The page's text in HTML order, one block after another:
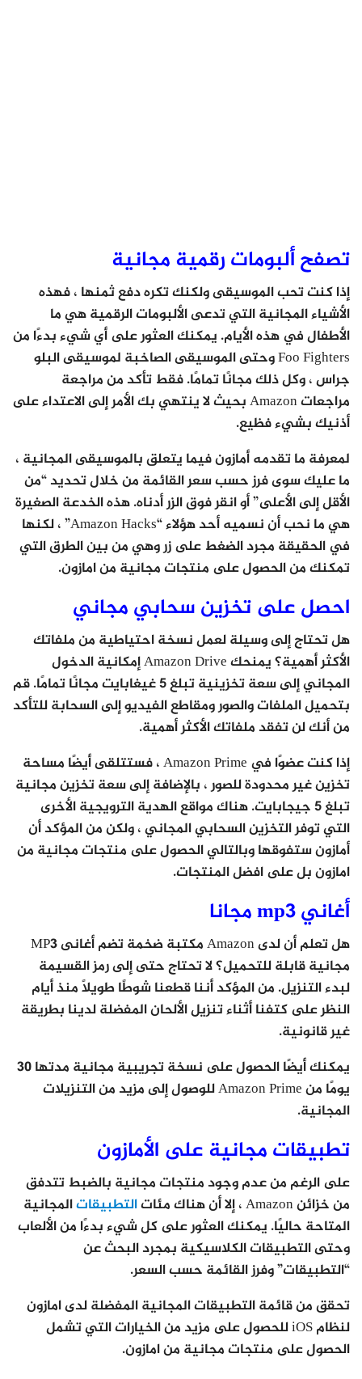
تصفح ألبومات رقمية مجانية
إذا كنت تحب الموسيقى ولكنك تكره دفع ثمنها ، فهذه
الأشياء المجانية التي تدعى الألبومات الرقمية هي ما
الأطفال في هذه الأيام. يمكنك العثور على أي شيء بدءًا من
Foo Fighters وحتى الموسيقى الصاخبة لموسيقى البلو
جراس ، وكل ذلك مجانًا تمامًا. فقط تأكد من مراجعة
مراجعات Amazon بحيث لا ينتهي بك الأمر إلى الاعتداء على
أذنيك بشيء فظيع.
لمعرفة ما تقدمه أمازون فيما يتعلق بالموسيقى المجانية ،
ما عليك سوى فرز حسب سعر القائمة من خلال تحديد “من
الأقل إلى الأعلى” أو انقر فوق الزر أدناه. هذه الخدعة الصغيرة
هي ما نحب أن نسميه أحد هؤلاء “Amazon Hacks” ، لكنها
في الحقيقة مجرد الضغط على زر وهي من بين الطرق التي
تمكنك من الحصول على منتجات مجانية من امازون.
احصل على تخزين سحابي مجاني
هل تحتاج إلى وسيلة لعمل نسخة احتياطية من ملفاتك
الأكثر أهمية؟ يمنحك Amazon Drive إمكانية الدخول
المجاني إلى سعة تخزينية تبلغ 5 غيغابايت مجانًا تمامًا. قم
بتحميل الملفات والصور ومقاطع الفيديو إلى السحابة للتأكد
من أنك لن تفقد ملفاتك الأكثر أهمية.
إذا كنت عضوًا في Amazon Prime ، فستتلقى أيضًا مساحة
تخزين غير محدودة للصور ، بالإضافة إلى سعة تخزين مجانية
تبلغ 5 جيجابايت. هناك مواقع الهدية الترويجية الأخرى
التي توفر التخزين السحابي المجاني ، ولكن من المؤكد أن
أمازون ستفوقها وبالتالي الحصول على منتجات مجانية من
امازون بل على افضل المنتجات.
أغاني mp3 مجانا
هل تعلم أن لدى Amazon مكتبة ضخمة تضم أغانى MP3
مجانية قابلة للتحميل؟ لا تحتاج حتى إلى رمز القسيمة
لبدء التنزيل. من المؤكد أننا قطعنا شوطًا طويلاً منذ أيام
النظر على كتفنا أثناء تنزيل الألحان المفضلة لدينا بطريقة
غير قانونية.
يمكنك أيضًا الحصول على نسخة تجريبية مجانية مدتها 30
يومًا من Amazon Prime للوصول إلى مزيد من التنزيلات
المجانية.
تطبيقات مجانية على الأمازون
على الرغم من عدم وجود منتجات مجانية بالضبط تتدفق
من خزائن Amazon ، إلا أن هناك مئات
التطبيقاتالمجانية
المتاحة حاليًا. يمكنك العثور على كل شيء بدءًا من الألعاب
وحتى التطبيقات الكلاسيكية بمجرد البحث عن
“التطبيقات” وفرز القائمة حسب السعر.
تحقق من قائمة التطبيقات المجانية المفضلة لدى امازون
لنظام iOS للحصول على مزيد من الخيارات التي تشمل
الحصول على منتجات مجانية من امازون.